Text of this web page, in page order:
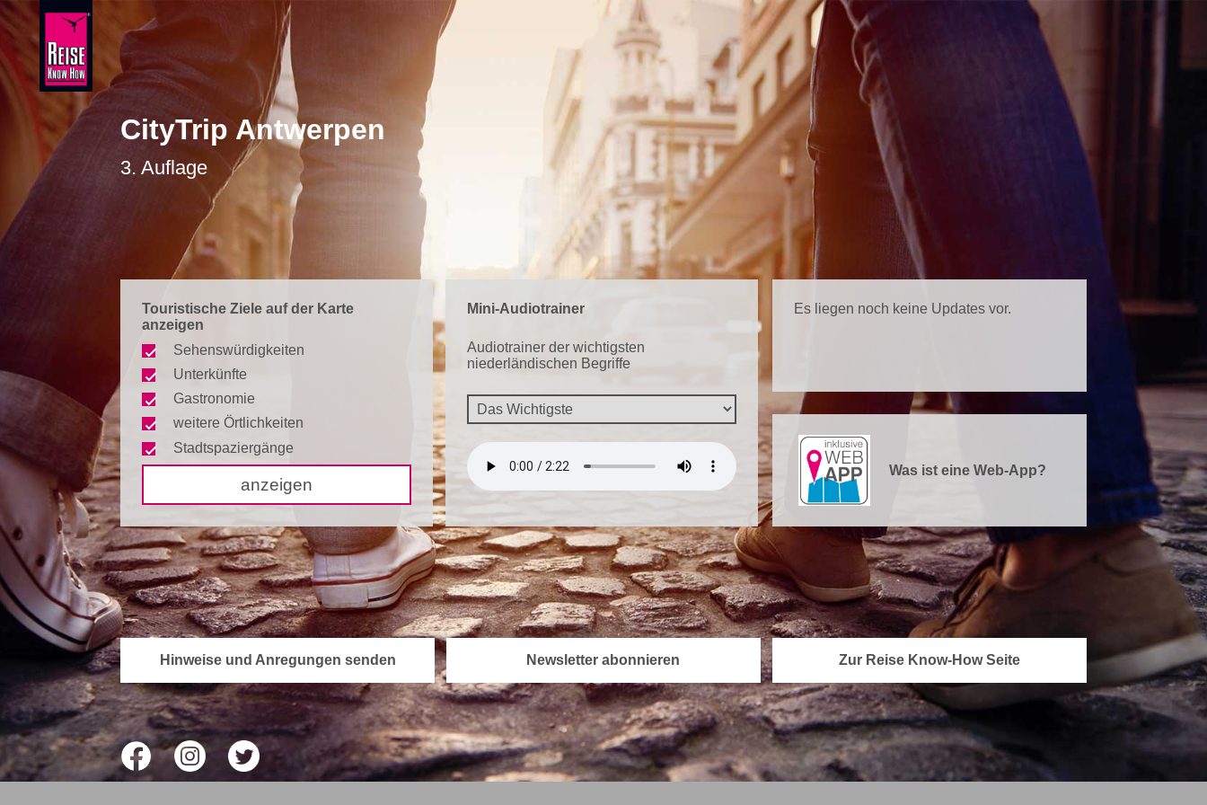
CityTrip Antwerpen
3. Auflage
Touristische Ziele auf der Karte
anzeigen
Sehenswürdigkeiten
Unterkünfte
Gastronomie
weitere Örtlichkeiten
Stadtspaziergänge
anzeigen
Mini-Audiotrainer
Audiotrainer der wichtigsten
niederländischen Begriffe
Es liegen noch keine Updates vor.
Was ist eine Web-App?
Hinweise und Anregungen senden Newsletter abonnieren Zur Reise Know-How Seite